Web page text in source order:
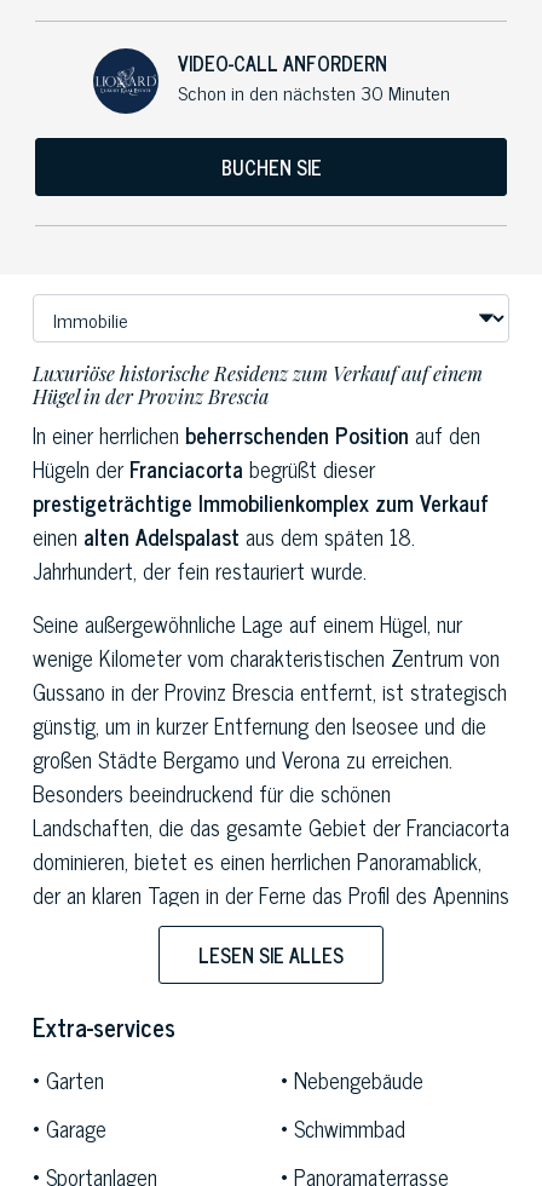
VIDEO-CALL ANFORDERN
Schon in den nächsten 30 Minuten
BUCHEN SIE
Luxuriöse historische Residenz zum Verkauf auf einem
Hügel in der Provinz Brescia
In einer herrlichen beherrschenden Position auf den
Hügeln derFranciacorta begrüßt dieser
prestigeträchtige Immobilienkomplex zum Verkauf
einen alten Adelspalast aus dem späten 18.
Jahrhundert, der fein restauriert wurde.
Seine außergewöhnliche Lage auf einem Hügel, nur
wenige Kilometer vom charakteristischen Zentrum von
Gussano in der Provinz Brescia entfernt, ist strategisch
günstig, um in kurzer Entfernung den Iseosee und die
großen Städte Bergamo und Verona zu erreichen.
Besonders beeindruckend für die schönen
Landschaften, die das gesamte Gebiet der Franciacorta
dominieren, bietet es einen herrlichen Panoramablick,
der an klaren Tagen in der Ferne das Profil des Apennins
Der jahrhundertealte Park, der sich rund um 1,8 Hektar
erstreckt, steigt sanft in Richtung Tal ab und
begünstigt die Weite der atemberaubenden Ausblicke,
die auch vom herrlichen Pool und vom Tennisplatz
genossen werden können.
Imposant und majestätisch wurde das alte Herrenhaus
LESEN SIE ALLES
Extra-services
Garten
Nebengebäude
Garage
Schwimmbad
Sportanlagen
Panoramaterrasse